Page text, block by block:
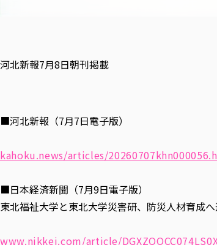
河北新報7月8日朝刊掲載
■河北新報（7月7日電子版）
kahoku.news/articles/
■日本経済新聞（7月9日電子版）
東北福祉大学と東北大学災害研、防災人材育成
www.nikkei.com/article/